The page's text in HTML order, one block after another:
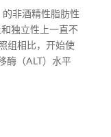
非酒精性脂肪性
独立性上一直不
组相比，开始使
酶（ALT）水平